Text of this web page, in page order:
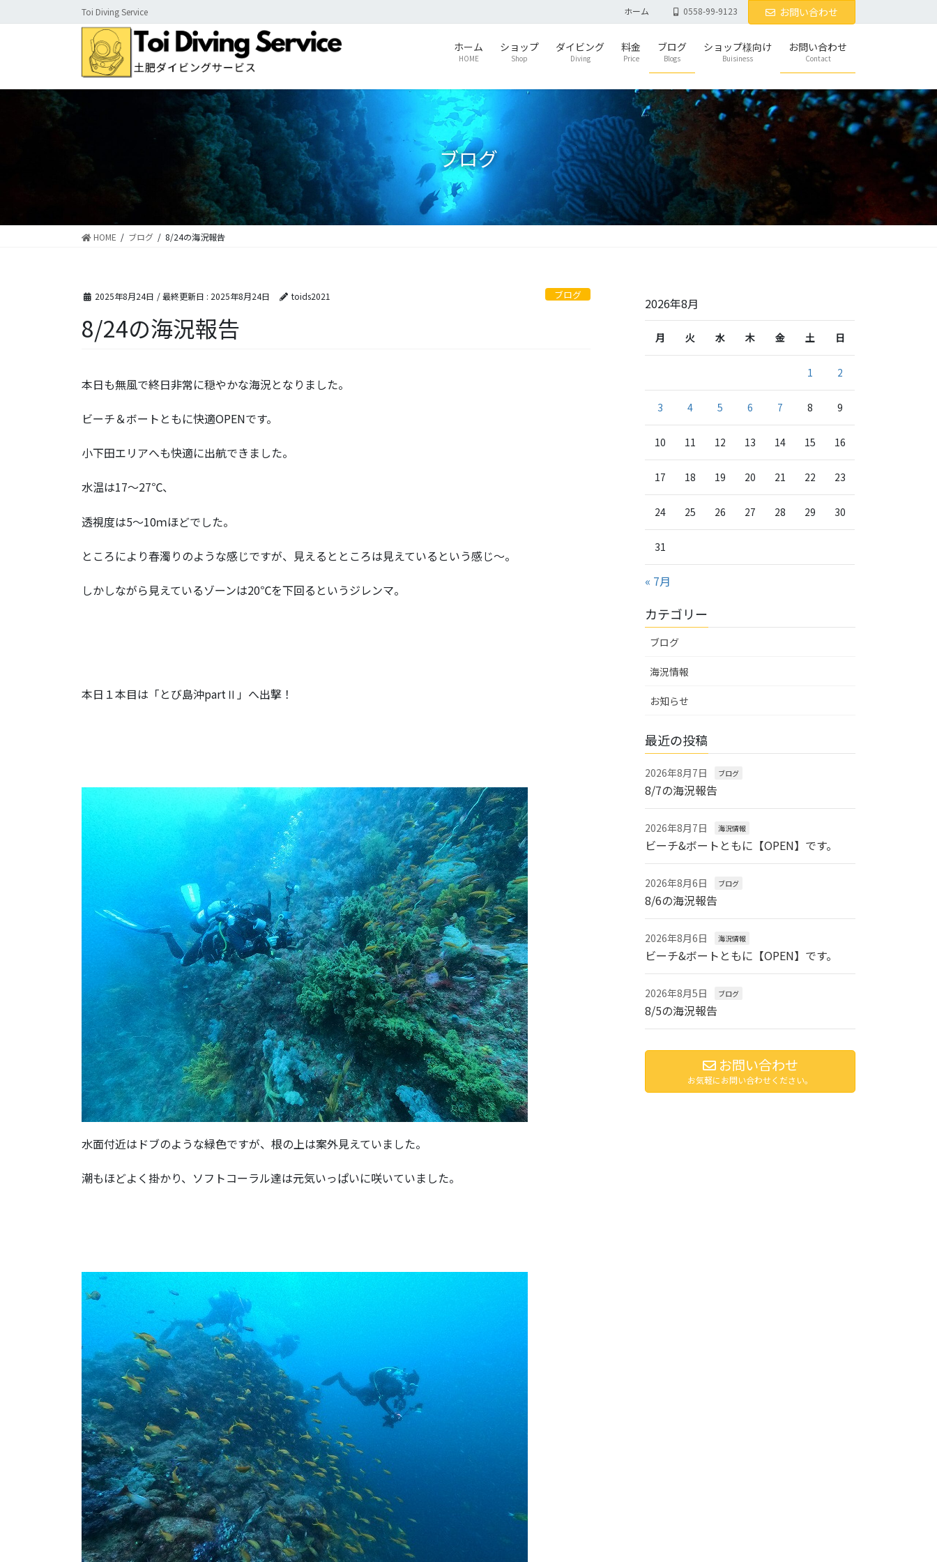
ン
に
ビ
ョ
Toi Diving Service ホーム 0558-99-9123 お問い合わせ
ホーム
HOME
ショップ
Shop
ダイビング
Diving
料金
Price
ブログ
Blogs
ショップ様向け
Buisiness
お問い合わせ
Contact
ブログ
HOME ブログ 8/24の海況報告
2025年8月24日 / 最終更新日 : 2025年8月24日 toids2021 ブログ
8/24の海況報告
本日も無風で終日非常に穏やかな海況となりました。
ビーチ＆ボートともに快適OPENです。
小下田エリアへも快適に出航できました。
水温は17～27℃、
透視度は5～10ｍほどでした。
ところにより春濁りのような感じですが、見えるとところは見えているという感じ～。
しかしながら見えているゾーンは20℃を下回るというジレンマ。
本日１本目は「とび島沖partⅡ」へ出撃！
水面付近はドブのような緑色ですが、根の上は案外見えていました。
潮もほどよく掛かり、ソフトコーラル達は元気いっぱいに咲いていました。
2026年8月
月 火 水 木 金 土 日
1 2
3 4 5 6 7 8 9
10 11 12 13 14 15 16
17 18 19 20 21 22 23
24 25 26 27 28 29 30
31
« 7月
カテゴリー
ブログ
海況情報
お知らせ
最近の投稿
2026年8月7日 ブログ
8/7の海況報告
2026年8月7日 海況情報
ビーチ&ボートともに【OPEN】です。
2026年8月6日 ブログ
8/6の海況報告
2026年8月6日 海況情報
ビーチ&ボートともに【OPEN】です。
2026年8月5日 ブログ
8/5の海況報告
お問い合わせ
お気軽にお問い合わせください。